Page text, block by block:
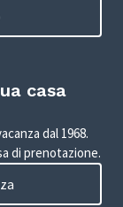
casa
dal 1968.
di prenotazione.